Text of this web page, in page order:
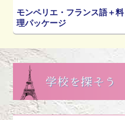
モンペリエ・フランス語＋料
理パッケージ
学校を探そう